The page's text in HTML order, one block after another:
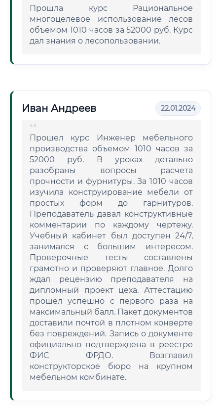
Прошла курс Рациональное
многоцелевое использование лесов
объемом 1010 часов за 52000 руб. Курс
дал знания о лесопользовании.
Иван Андреев 22.01.2024
Прошел курс Инженер мебельного
производства объемом 1010 часов за
52000 руб. В уроках детально
разобраны вопросы расчета
прочности и фурнитуры. За 1010 часов
изучила конструирование мебели от
простых форм до гарнитуров.
Преподаватель давал конструктивные
комментарии по каждому чертежу.
Учебный кабинет был доступен 24/7,
занимался с большим интересом.
Проверочные тесты составлены
грамотно и проверяют главное. Долго
ждал рецензию преподавателя на
дипломный проект цеха. Аттестацию
прошел успешно с первого раза на
максимальный балл. Пакет документов
доставили почтой в плотном конверте
без повреждений. Запись о документе
официально подтверждена в реестре
ФИС ФРДО. Возглавил
конструкторское бюро на крупном
мебельном комбинате.